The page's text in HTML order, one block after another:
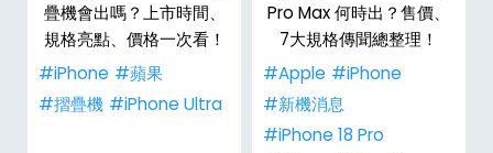
疊機會出嗎？上市時間、
規格亮點、價格一次看！
#iPhone #蘋果
#摺疊機 #iPhone Ultra
Pro Max 何時出？售價、
7大規格傳聞總整理！
#Apple #iPhone
#新機消息
#iPhone 18 Pro